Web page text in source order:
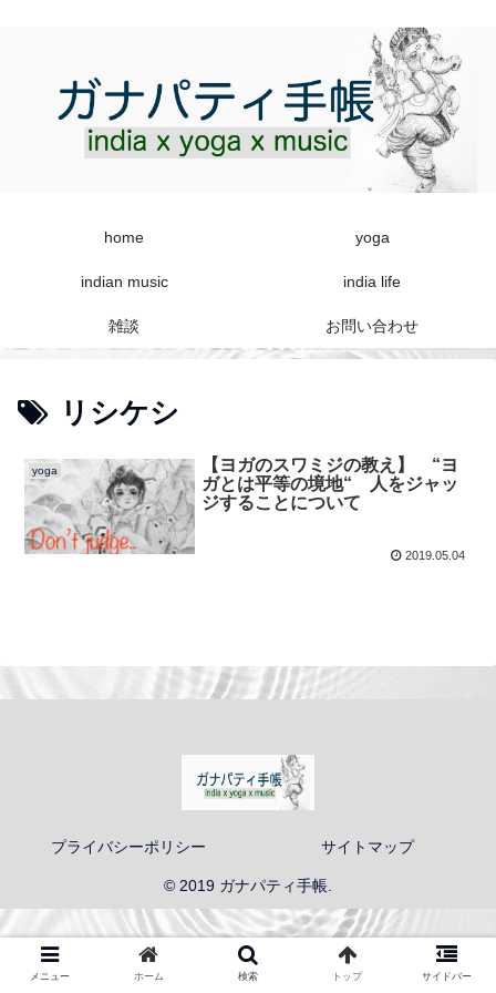
home yoga
indian music india life
雑談 お問い合わせ
リシケシ
yoga
【ヨガのスワミジの教え】 “ヨ
ガとは平等の境地“ 人をジャッ
ジすることについて
2019.05.04
プライバシーポリシー サイトマップ
© 2019 ガナパティ手帳.
メニュー ホーム 検索 トップ サイドバー